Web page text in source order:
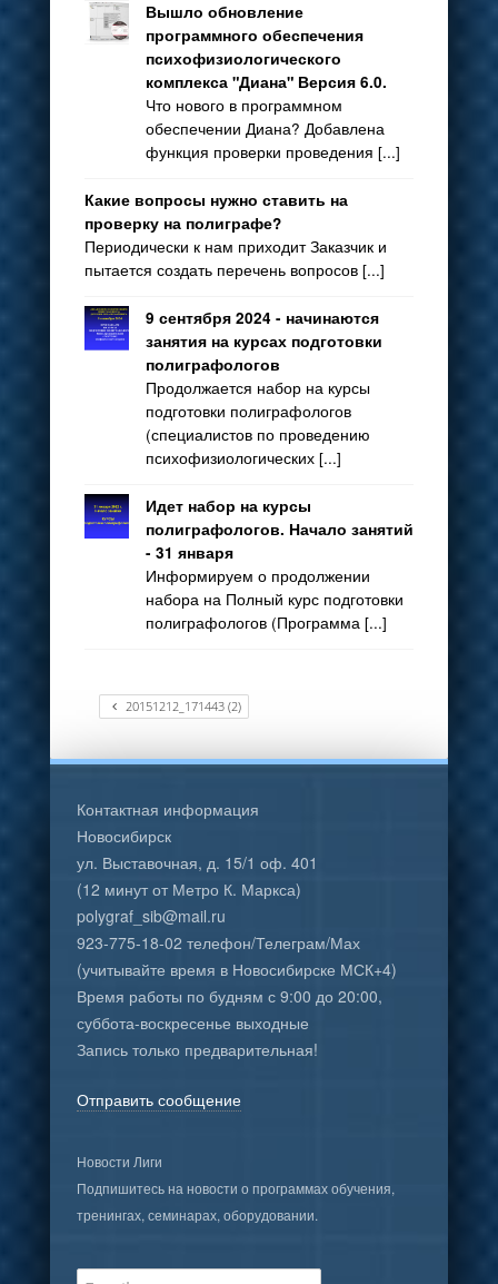
Вышло обновление
программного обеспечения
психофизиологического
комплекса "Диана" Версия 6.0.
Что нового в программном
обеспечении Диана? Добавлена
функция проверки проведения [...]
Какие вопросы нужно ставить на
проверку на полиграфе?
Периодически к нам приходит Заказчик и
пытается создать перечень вопросов [...]
9 сентября 2024 - начинаются
занятия на курсах подготовки
полиграфологов
Продолжается набор на курсы
подготовки полиграфологов
(специалистов по проведению
психофизиологических [...]
Идет набор на курсы
полиграфологов. Начало занятий
- 31 января
Информируем о продолжении
набора на Полный курс подготовки
полиграфологов (Программа [...]
20151212_171443 (2)
Контактная информация
Новосибирск
ул. Выставочная, д. 15/1 оф. 401
(12 минут от Метро К. Маркса)
polygraf_sib@mail.ru
923-775-18-02 телефон/Телеграм/Мах
(учитывайте время в Новосибирске МСК+4)
Время работы по будням с 9:00 до 20:00,
суббота-воскресенье выходные
Запись только предварительная!
Отправить сообщение
Новости Лиги
Подпишитесь на новости о программах обучения,
тренингах, семинарах, оборудовании.